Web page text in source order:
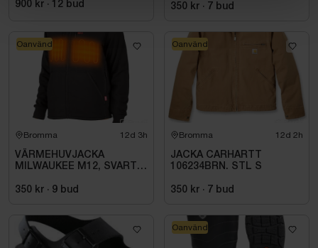
900 kr · 12 bud 350 kr · 7 bud
Bromma 12d 3h
VÄRMEHUVJACKA
MILWAUKEE M12, SVART
350 kr · 9 bud
Oanvänd
Bromma 12d 2h
JACKA CARHARTT
106234BRN. STL S
350 kr · 7 bud
Oanvänd
Oanvänd